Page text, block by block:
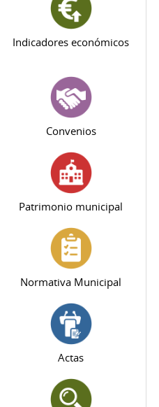
Indicadores económicos
Convenios
Patrimonio municipal
Normativa Municipal
Actas